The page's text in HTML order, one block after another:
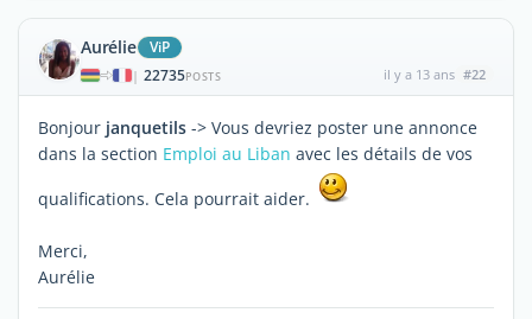
Aurélie ViP
| 22735POSTS il y a 13 ans #22
Bonjour janquetils -> Vous devriez poster une annonce
dans la section Emploi au Liban avec les détails de vos
qualifications. Cela pourrait aider.
Merci,
Aurélie